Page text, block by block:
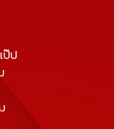
ป๊ป